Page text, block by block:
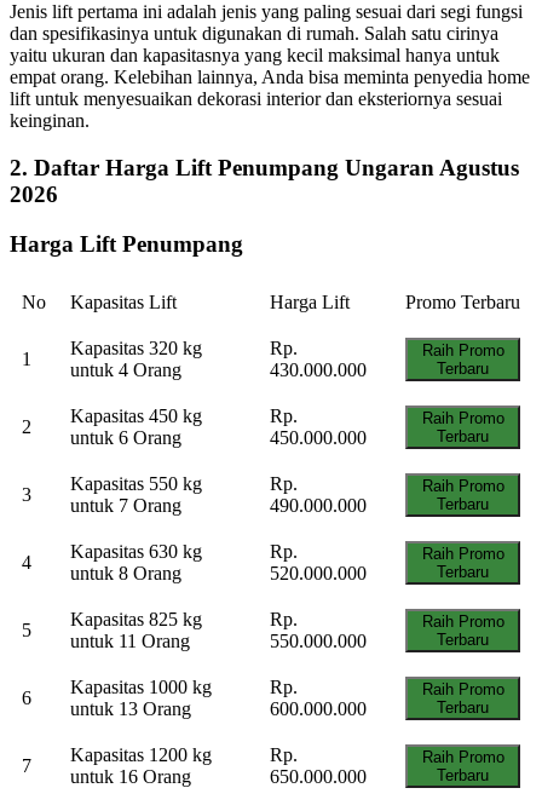
Jenis lift pertama ini adalah jenis yang paling sesuai dari segi fungsi
dan spesifikasinya untuk digunakan di rumah. Salah satu cirinya
yaitu ukuran dan kapasitasnya yang kecil maksimal hanya untuk
empat orang. Kelebihan lainnya, Anda bisa meminta penyedia home
lift untuk menyesuaikan dekorasi interior dan eksteriornya sesuai
keinginan.
2. Daftar Harga Lift Penumpang Ungaran Agustus
2026
Harga Lift Penumpang
No Kapasitas Lift Harga Lift Promo Terbaru
1
Kapasitas 320 kg
untuk 4 Orang
Rp.
430.000.000
Raih Promo
Terbaru
2
Kapasitas 450 kg
untuk 6 Orang
Rp.
450.000.000
Raih Promo
Terbaru
3
Kapasitas 550 kg
untuk 7 Orang
Rp.
490.000.000
Raih Promo
Terbaru
4
Kapasitas 630 kg
untuk 8 Orang
Rp.
520.000.000
Raih Promo
Terbaru
5
Kapasitas 825 kg
untuk 11 Orang
Rp.
550.000.000
Raih Promo
Terbaru
6
Kapasitas 1000 kg
untuk 13 Orang
Rp.
600.000.000
Raih Promo
Terbaru
7
Kapasitas 1200 kg
untuk 16 Orang
Rp.
650.000.000
Raih Promo
Terbaru